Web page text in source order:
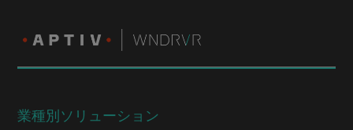
業種別ソリューション